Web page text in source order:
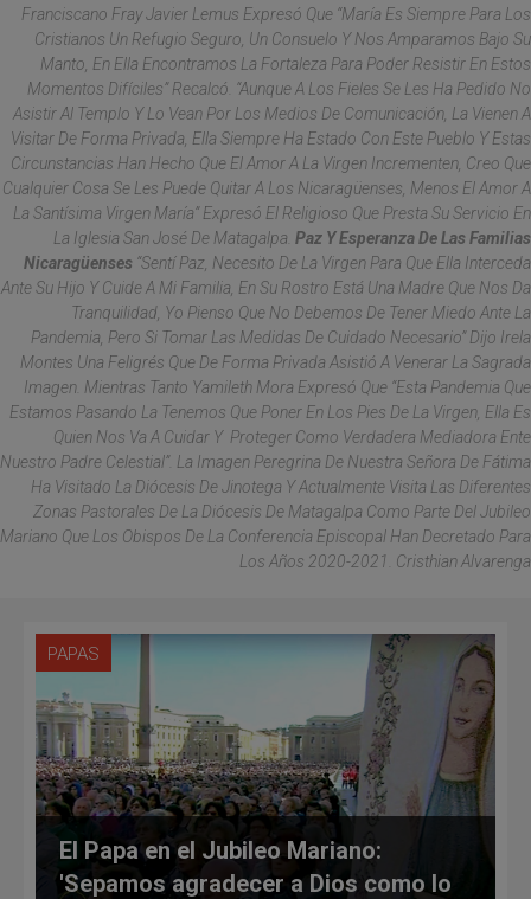
Franciscano Fray Javier Lemus Expresó Que “María Es Siempre Para Los
Cristianos Un Refugio Seguro, Un Consuelo Y Nos Amparamos Bajo Su
Manto, En Ella Encontramos La Fortaleza Para Poder Resistir En Estos
Momentos Difíciles” Recalcó. “Aunque A Los Fieles Se Les Ha Pedido No
Asistir Al Templo Y Lo Vean Por Los Medios De Comunicación, La Vienen A
Visitar De Forma Privada, Ella Siempre Ha Estado Con Este Pueblo Y Estas
Circunstancias Han Hecho Que El Amor A La Virgen Incrementen, Creo Que
Cualquier Cosa Se Les Puede Quitar A Los Nicaragüenses, Menos El Amor A
La Santísima Virgen María” Expresó El Religioso Que Presta Su Servicio En
La Iglesia San José De Matagalpa. Paz Y Esperanza De Las Familias
Nicaragüenses “Sentí Paz, Necesito De La Virgen Para Que Ella Interceda
Ante Su Hijo Y Cuide A Mi Familia, En Su Rostro Está Una Madre Que Nos Da
Tranquilidad, Yo Pienso Que No Debemos De Tener Miedo Ante La
Pandemia, Pero Si Tomar Las Medidas De Cuidado Necesario” Dijo Irela
Montes Una Feligrés Que De Forma Privada Asistió A Venerar La Sagrada
Imagen. Mientras Tanto Yamileth Mora Expresó Que “esta Pandemia Que
Estamos Pasando La Tenemos Que Poner En Los Pies De La Virgen, Ella Es
Quien Nos Va A Cuidar Y Proteger Como Verdadera Mediadora Ente
Nuestro Padre Celestial”. La Imagen Peregrina De Nuestra Señora De Fátima
Ha Visitado La Diócesis De Jinotega Y Actualmente Visita Las Diferentes
Zonas Pastorales De La Diócesis De Matagalpa Como Parte Del Jubileo
Mariano Que Los Obispos De La Conferencia Episcopal Han Decretado Para
Los Años 2020-2021. Cristhian Alvarenga
PAPAS
El Papa en el Jubileo Mariano:
'Sepamos agradecer a Dios como lo